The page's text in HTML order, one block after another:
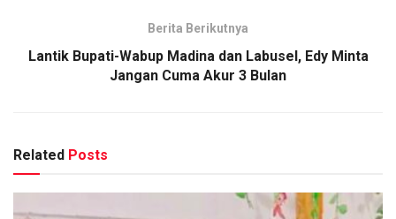
Berita Berikutnya
Lantik Bupati-Wabup Madina dan Labusel, Edy Minta
Jangan Cuma Akur 3 Bulan
Related Posts